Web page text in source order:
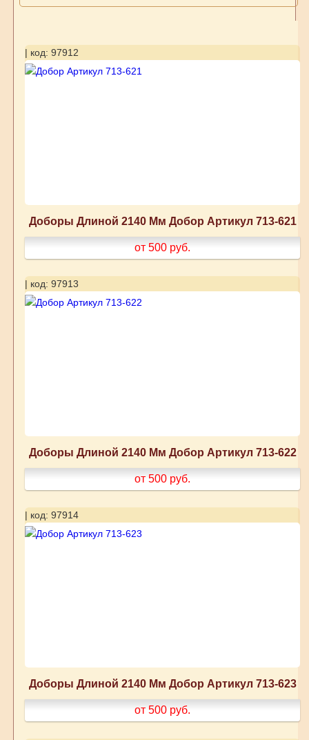
| код: 97912
Доборы Длиной 2140 Мм Добор Артикул 713-621
от 500 руб.
| код: 97913
Доборы Длиной 2140 Мм Добор Артикул 713-622
от 500 руб.
| код: 97914
Доборы Длиной 2140 Мм Добор Артикул 713-623
от 500 руб.